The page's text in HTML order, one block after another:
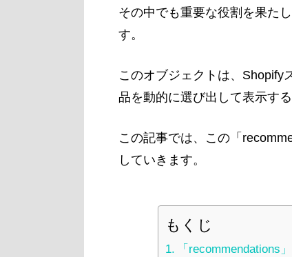
その中でも重要な役割を果た
す。
このオブジェクトは、Shopify
品を動的に選び出して表示す
この記事では、この「
していきます。
もくじ
「recommendations